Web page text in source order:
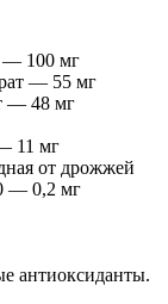
— 100 мг
— 55 мг
— 48 мг
11 мг
от дрожжей
— 0,2 мг
антиоксиданты.